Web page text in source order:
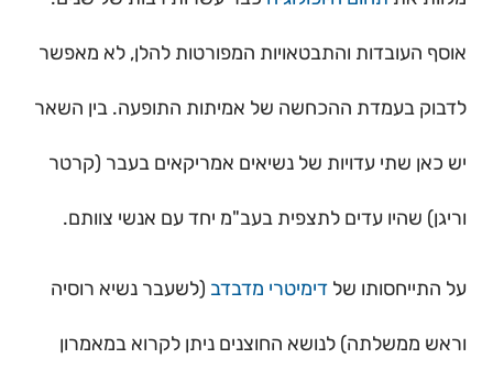
אוסף העובדות והתבטאויות המפורטות להלן, לא מאפשר
לדבוק בעמדת ההכחשה של אמיתות התופעה. בין השאר
יש כאן שתי עדויות של נשיאים אמריקאים בעבר (קרטר
וריגן) שהיו עדים לתצפית בעב"מ יחד עם אנשי צוותם.
על התייחסותו של דימיטרי מדבדב (לשעבר נשיא רוסיה
וראש ממשלתה) לנושא החוצנים ניתן לקרוא במאמרון